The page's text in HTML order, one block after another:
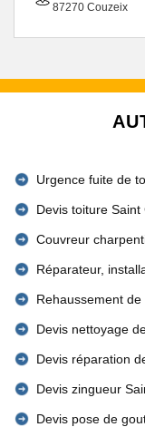
87270 Couzeix
Urgence fuite de
Devis toiture
Couvreur
Réparateur,
Rehaussement
Devis nettoyage
Devis réparation
Devis zingueur
Devis pose de